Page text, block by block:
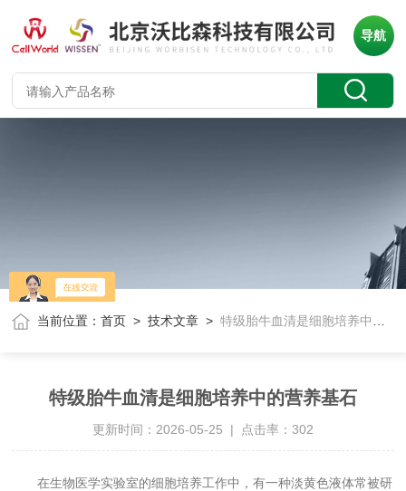
导航
当前位置：首页 >技术文章 >特级胎牛血清是细胞培养中的营养基石
特级胎牛血清是细胞培养中的营养基石
更新时间：2026-05-25 | 点击率：302
在生物医学实验室的细胞培养工作中，有一种淡黄色液体常被研